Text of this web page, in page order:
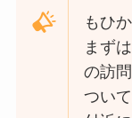
もひ
まず
の訪
つい